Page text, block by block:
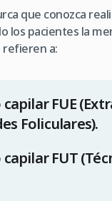
que conozca
los pacientes la
a:
FUE
Foliculares).
FUT